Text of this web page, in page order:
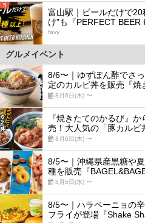
5
富山駅｜ビールだけで
け”も『PERFECT BEER
favy
グルメイベント
8/6〜｜ゆずぽん酢でさ
定のカルビ丼を販売『焼
8月6日(木) 〜
『焼きたてのかるび』
売！大人気の「豚カルビ
8月6日(木) 〜
8/5〜｜沖縄県産黒糖や
種を販売『
8月5日(水) 〜
8/5〜｜ハラペーニョの
フライが登場『Shake